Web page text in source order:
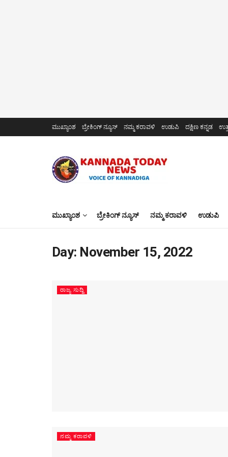
ಮುಖ್ಯಾಂಶ ಬ್ರೇಕಿಂಗ್ ನ್ಯೂಸ್ ನಮ್ಮ ಕರಾವಳಿ ಉಡುಪಿ ದಕ್ಷಿಣ ಕನ್ನಡ
ಮುಖ್ಯಾಂಶ ಬ್ರೇಕಿಂಗ್ ನ್ಯೂಸ್ ನಮ್ಮ ಕರಾವಳಿ ಉಡುಪಿ
Day: November 15, 2022
ರಾಜ್ಯ ಸುದ್ದಿ
ನಮ್ಮ ಕರಾವಳಿ